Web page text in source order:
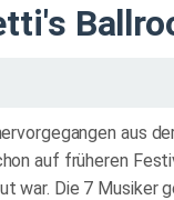
aus
auf früheren
war. Die 7 Musiker